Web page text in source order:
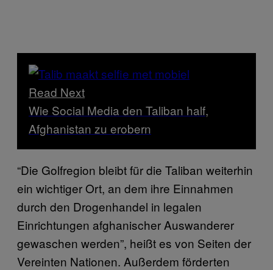
Read Next
Wie Social Media den Taliban half,
Afghanistan zu erobern
“Die Golfregion bleibt für die Taliban weiterhin
ein wichtiger Ort, an dem ihre Einnahmen
durch den Drogenhandel in legalen
Einrichtungen afghanischer Auswanderer
gewaschen werden”, heißt es von Seiten der
Vereinten Nationen. Außerdem förderten